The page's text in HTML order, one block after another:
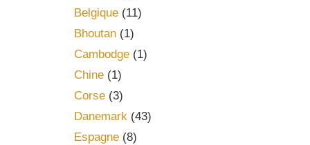
Belgique(11)
Bhoutan(1)
Cambodge(1)
Chine(1)
Corse(3)
Danemark(43)
Espagne(8)